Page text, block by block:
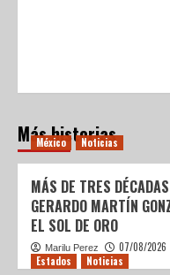
Más historias
México Noticias
MÁS DE TRES
GERARDO MARTÍN
EL SOL DE ORO
Marilu Perez 07/08/2026
Estados Noticias